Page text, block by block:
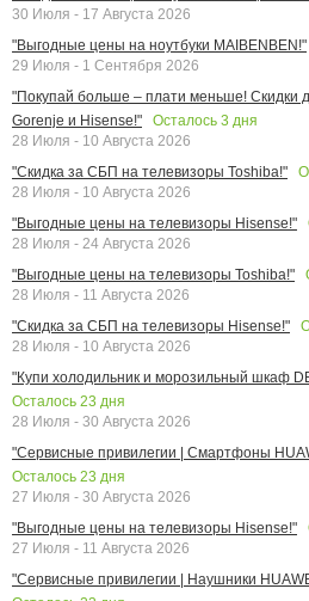
30 Июля - 17 Августа 2026
"Выгодные цены на ноутбуки MAIBENBEN!"
29 Июля - 1 Сентября 2026
"Покупай больше – плати меньше! Скидки
Gorenje и Hisense!"
Осталось 3 дня
28 Июля - 10 Августа 2026
"Скидка за СБП на телевизоры Toshiba!"
28 Июля - 10 Августа 2026
"Выгодные цены на телевизоры Hisense!"
28 Июля - 24 Августа 2026
"Выгодные цены на телевизоры Toshiba!"
28 Июля - 11 Августа 2026
"Скидка за СБП на телевизоры Hisense!"
28 Июля - 10 Августа 2026
"Купи холодильник и морозильный шкаф
Осталось 23 дня
28 Июля - 30 Августа 2026
"Сервисные привилегии | Смартфоны
Осталось 23 дня
27 Июля - 30 Августа 2026
"Выгодные цены на телевизоры Hisense!"
27 Июля - 11 Августа 2026
"Сервисные привилегии | Наушники